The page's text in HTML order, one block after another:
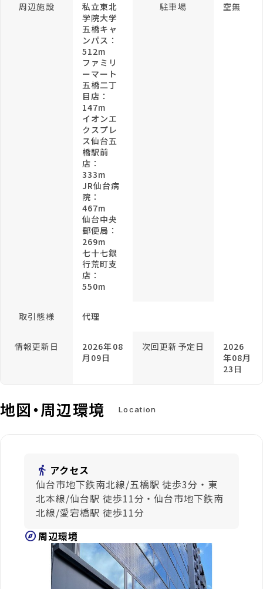
周辺施設
私立東北
学院大学
五橋キャ
ンパス：
512m
ファミリ
ーマート
五橋二丁
目店：
147m
イオンエ
クスプレ
ス仙台五
橋駅前
店：
333m
JR仙台病
院：
467m
仙台中央
郵便局：
269m
七十七銀
行荒町支
店：
550m
駐車場 空無
取引態様 代理
情報更新日
2026年08
月09日
次回更新予定日
2026
年08月
23日
地図・周辺環境 Location
directions_walk アクセス
仙台市地下鉄南北線/五橋駅 徒歩3分・東
北本線/仙台駅 徒歩11分・仙台市地下鉄南
北線/愛宕橋駅 徒歩11分
explore周辺環境